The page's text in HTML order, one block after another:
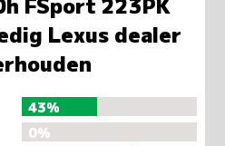
Lexus dealer
43%
0%